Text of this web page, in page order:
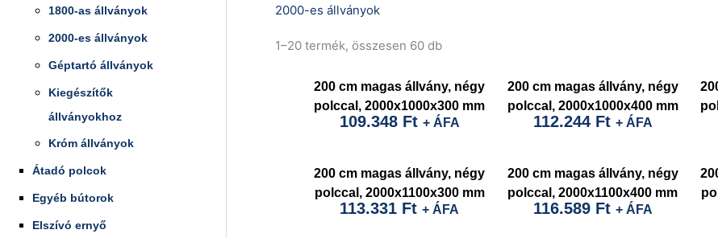
1800-as állványok
2000-es állványok
Géptartó állványok
Kiegészítők
állványokhoz
Króm állványok
Átadó polcok
Egyéb bútorok
Elszívó ernyő
2000-es állványok
1–20 termék, összesen 60 db
200 cm magas állvány, négy
polccal, 2000x1000x300 mm
109.348 Ft + ÁFA
200 cm magas állvány, négy
polccal, 2000x1000x400 mm
112.244 Ft + ÁFA
200 cm magas állvány, négy
polccal, 2000x1100x300 mm
113.331 Ft + ÁFA
200 cm magas állvány, négy
polccal, 2000x1100x400 mm
116.589 Ft + ÁFA